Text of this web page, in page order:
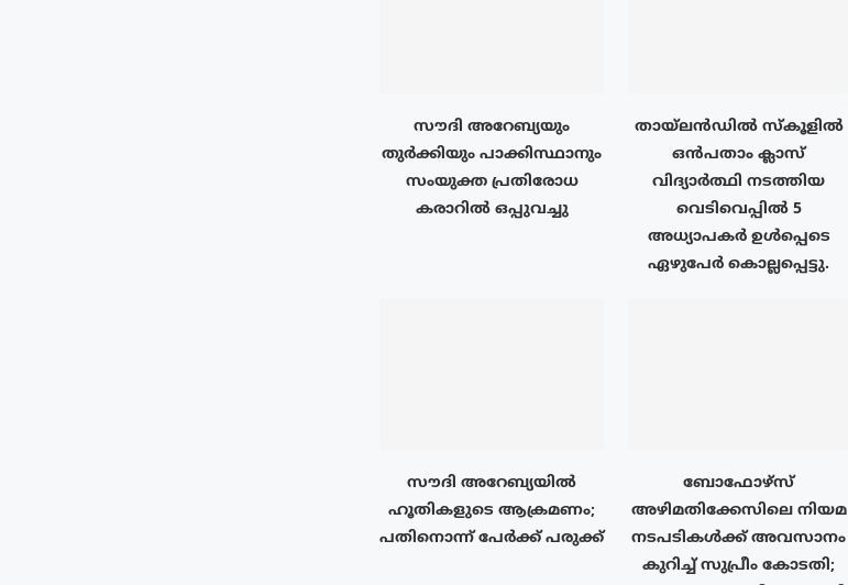
സൗദി അറേബ്യയും
തുർക്കിയും പാക്കിസ്ഥാനും
സംയുക്ത പ്രതിരോധ
കരാറിൽ ഒപ്പുവച്ചു
തായ്‌ലൻഡിൽ സ്കൂളിൽ
ഒൻപതാം ക്ലാസ്
വിദ്യാർത്ഥി നടത്തിയ
വെടിവെപ്പിൽ 5
അധ്യാപകർ ഉൾപ്പെടെ
ഏഴുപേർ കൊല്ലപ്പെട്ടു.
സൗദി അറേബ്യയിൽ
ഹൂതികളുടെ ആക്രമണം;
പതിനൊന്ന് പേർക്ക് പരുക്ക്
ബോഫോഴ്‌സ്
അഴിമതിക്കേസിലെ നിയമ
നടപടികൾക്ക് അവസാനം
കുറിച്ച് സുപ്രീം കോടതി;